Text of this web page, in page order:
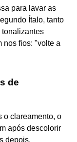
para lavar as
Ítalo, tanto
tonalizantes
nos fios: "volte a
de
o clareamento, o
após descolorir
depois.